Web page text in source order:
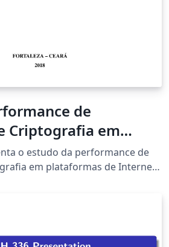
de
Criptografia em
Internet das Coisas
o estudo da performance de
em plataformas de Internet
trabalho tem como objetivo
dos mesmos. Assim